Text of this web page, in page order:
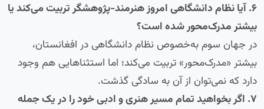
۶. آیا نظام دانشگاهی امروز هنرمند-پژوهشگر تربیت می‌کند یا
بیشتر مدرک‌محور شده است؟
در جهان سوم به‌خصوص نظام دانشگاهی در افغانستان،
بیشتر «مدرک‌محور» تربیت می‌کند؛ اما استثناهایی هم وجود
دارد که نمی‌توان از آن به سادگی گذشت.
۷. اگر بخواهید تمام مسیر هنری و ادبی خود را در یک جمله